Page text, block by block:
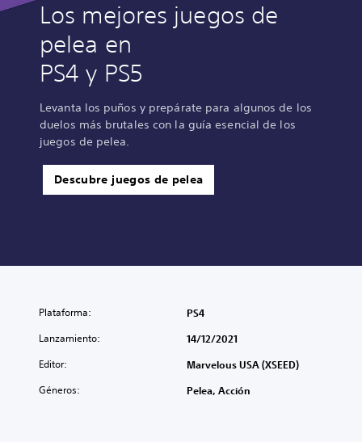
Los mejores juegos de
pelea en
PS4 y PS5
Levanta los puños y prepárate para algunos de los
duelos más brutales con la guía esencial de los
juegos de pelea.
Descubre juegos de pelea
Plataforma: PS4
Lanzamiento: 14/12/2021
Editor: Marvelous USA (XSEED)
Géneros: Pelea, Acción